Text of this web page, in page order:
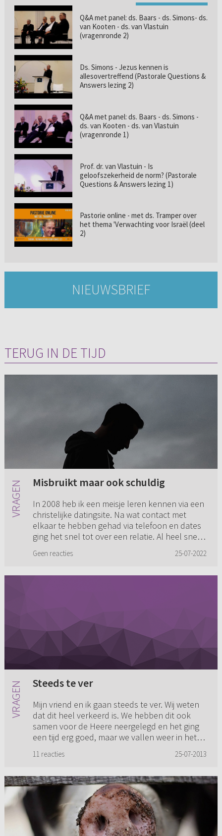
Q&A met panel: ds. Baars - ds. Simons- ds.
van Kooten - ds. van Vlastuin
(vragenronde 2)
Ds. Simons - Jezus kennen is
allesovertreffend (Pastorale Questions &
Answers lezing 2)
Q&A met panel: ds. Baars - ds. Simons -
ds. van Kooten - ds. van Vlastuin
(vragenronde 1)
Prof. dr. van Vlastuin - Is
geloofszekerheid de norm? (Pastorale
Questions & Answers lezing 1)
Pastorie online - met ds. Tramper over
het thema 'Verwachting voor Israël (deel
2)
NIEUWSBRIEF
TERUG IN DE TIJD
Misbruikt maar ook schuldig
In 2008 heb ik een meisje leren kennen via een
christelijke datingsite. Na wat contact met
elkaar te hebben gehad via telefoon en dates
ging het snel tot over een relatie. Al heel snel
Geen reacties 25-07-2022
Steeds te ver
Mijn vriend en ik gaan steeds te ver. Wij weten
dat dit heel verkeerd is. We hebben dit ook
samen voor de Heere neergelegd en het ging
een tijd erg goed, maar we vallen weer in het
11 reacties 25-07-2013